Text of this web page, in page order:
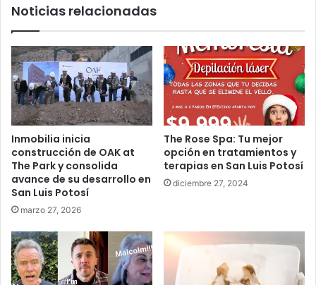
Noticias relacionadas
Inmobilia inicia
construcción de OAK at
The Park y consolida
avance de su desarrollo en
San Luis Potosí
marzo 27, 2026
The Rose Spa: Tu mejor
opción en tratamientos y
terapias en San Luis Potosí
diciembre 27, 2024